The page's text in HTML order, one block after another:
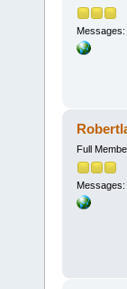
Messages:
Full
Messages: